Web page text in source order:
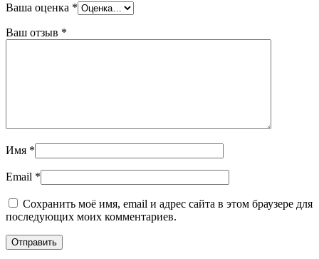
Ваша оценка *
Ваш отзыв *
Имя *
Email *
Сохранить моё имя, email и адрес сайта в этом браузере для
последующих моих комментариев.